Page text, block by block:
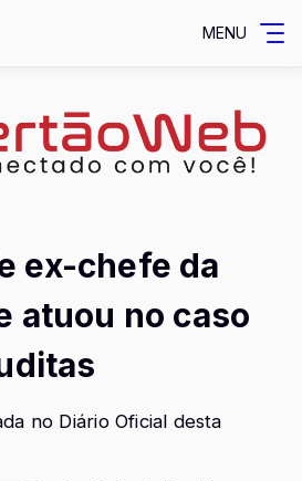
MENU
ex-chefe da
atuou no caso
no Diário Oficial desta